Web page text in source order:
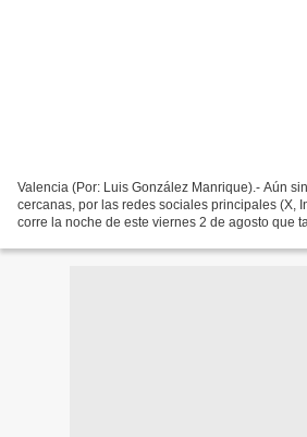
Valencia (Por: Luis González Manrique).- Aún
cercanas, por las redes sociales principales (X,
corre la noche de este viernes 2 de agosto que